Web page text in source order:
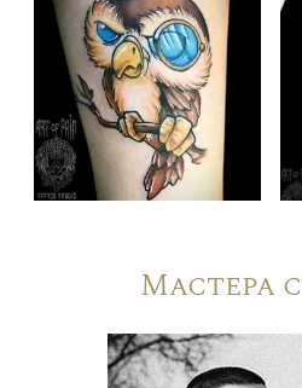
Мастера